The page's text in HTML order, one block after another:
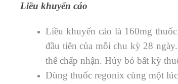
Liều khuyến cáo
Liều khuyến cáo là 160mg
đầu tiên của mỗi chu kỳ 28
thể chấp nhận. Hủy bỏ bất kỳ
Dùng thuốc regonix cùng một